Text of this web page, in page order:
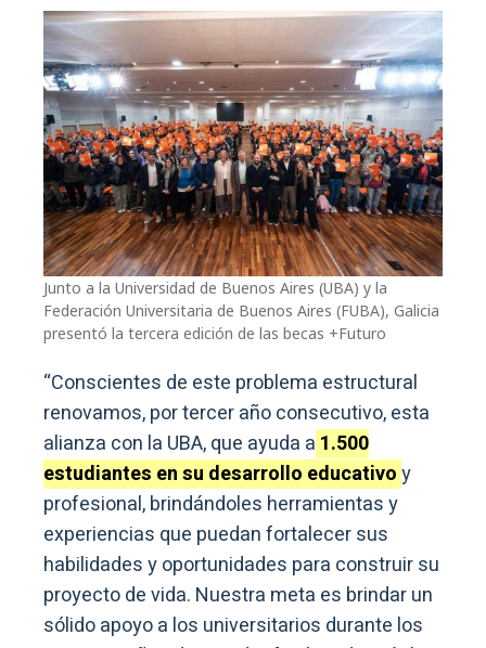
Junto a la Universidad de Buenos Aires (UBA) y la
Federación Universitaria de Buenos Aires (FUBA), Galicia
presentó la tercera edición de las becas +Futuro
“Conscientes de este problema estructural
renovamos, por tercer año consecutivo, esta
alianza con la UBA, que ayuda a 1.500
estudiantes en su desarrollo educativoy
profesional, brindándoles herramientas y
experiencias que puedan fortalecer sus
habilidades y oportunidades para construir su
proyecto de vida. Nuestra meta es brindar un
sólido apoyo a los universitarios durante los